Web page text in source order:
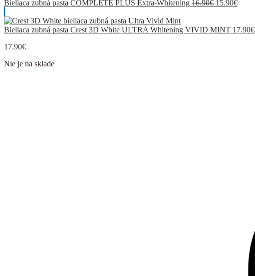
Bieliaca zubná pasta COMPLETE PLUS Extra-Whitening 16.90€ 15.90€
Bieliaca zubná pasta Crest 3D White ULTRA Whitening VIVID MINT 17.90€
17.90€
Nie je na sklade